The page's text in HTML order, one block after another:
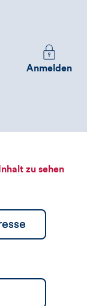
Melden
Sie
sehen
Anmelden
zu sehen